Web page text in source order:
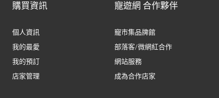
購買資訊
個人資訊
我的最愛
我的預訂
店家管理
寵遊網 合作夥伴
寵市集品牌館
部落客/微網紅合作
網站服務
成為合作店家